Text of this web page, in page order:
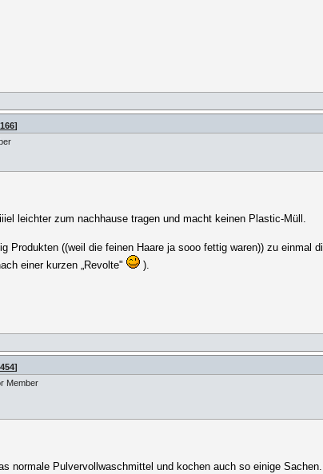
]
leichter zum nachhause tragen und macht keinen Plastic-Müll.
Produkten ((weil die feinen Haare ja sooo fettig waren)) zu einmal
einer kurzen „Revolte"
).
]
Member
normale Pulvervollwaschmittel und kochen auch so einige